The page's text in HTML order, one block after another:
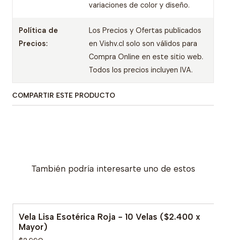
variaciones de color y diseño.
Política de
Precios:
Los Precios y Ofertas publicados
en Vishv.cl solo son válidos para
Compra Online en este sitio web.
Todos los precios incluyen IVA.
COMPARTIR ESTE PRODUCTO
También podría interesarte uno de estos
Vela Lisa Esotérica Roja - 10 Velas ($2.400 x
Mayor)